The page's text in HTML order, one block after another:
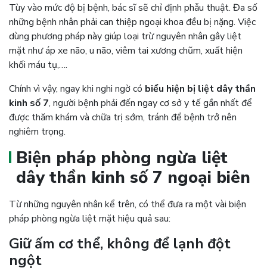
Tùy vào mức độ bị bệnh, bác sĩ sẽ chỉ định phẫu thuật. Đa số
những bệnh nhân phải can thiệp ngoại khoa đều bị nặng. Việc
dùng phương pháp này giúp loại trừ nguyên nhân gây liệt
mặt như áp xe não, u não, viêm tai xương chũm, xuất hiện
khối máu tụ,….
Chính vì vậy, ngay khi nghi ngờ có biểu hiện bị liệt dây thần
kinh số 7, người bệnh phải đến ngay cơ sở y tế gần nhất để
được thăm khám và chữa trị sớm, tránh để bệnh trở nên
nghiêm trọng.
Biện pháp phòng ngừa liệt
dây thần kinh số 7 ngoại biên
Từ những nguyên nhân kể trên, có thể đưa ra một vài biện
pháp phòng ngừa liệt mặt hiệu quả sau:
Giữ ấm cơ thể, không để lạnh đột
ngột